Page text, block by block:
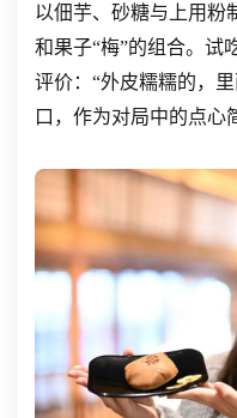
以佃芋、砂糖与上用粉
和果子“梅”的组合。试
评价：“外皮糯糯的，
口，作为对局中的点心